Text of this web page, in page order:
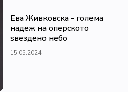
Ева Живковска - голема
надеж на оперското
ѕвездено небо
15.05.2024